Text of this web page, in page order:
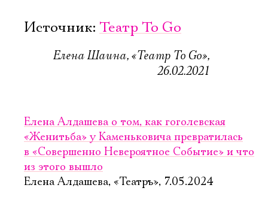
Источник: Театр To Go
Елена Шаина, «Театр To Go»,
26.02.2021
Елена Алдашева о том, как гоголевская
«Женитьба» у Каменьковича превратилась
в «Совершенно Невероятное Событие» и что
из этого вышло
Елена Алдашева, «Театръ», 7.05.2024